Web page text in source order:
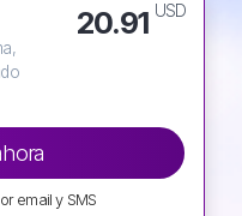
20.91 USD
email y SMS